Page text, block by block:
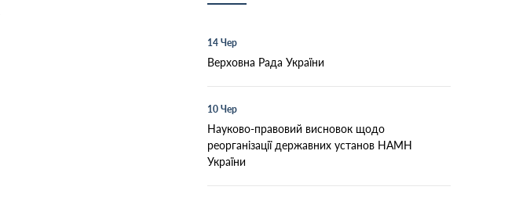
14 Чер
Верховна Рада України
10 Чер
Науково-правовий висновок щодо
реорганізації державних установ НАМН
України